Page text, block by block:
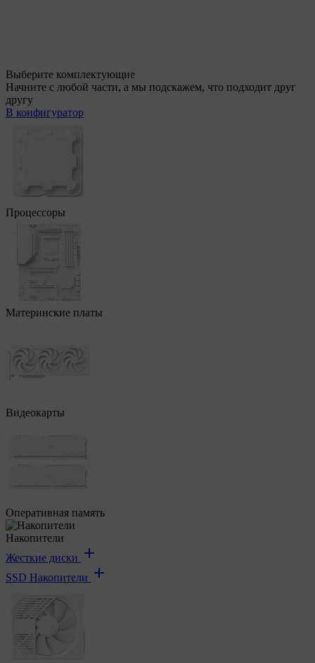
Выберите комплектующие
Начните с любой части, а мы подскажем, что подходит друг
другу
В конфигуратор
Процессоры
Материнские платы
Видеокарты
Оперативная память
Накопители
Жесткие диски
SSD Накопители